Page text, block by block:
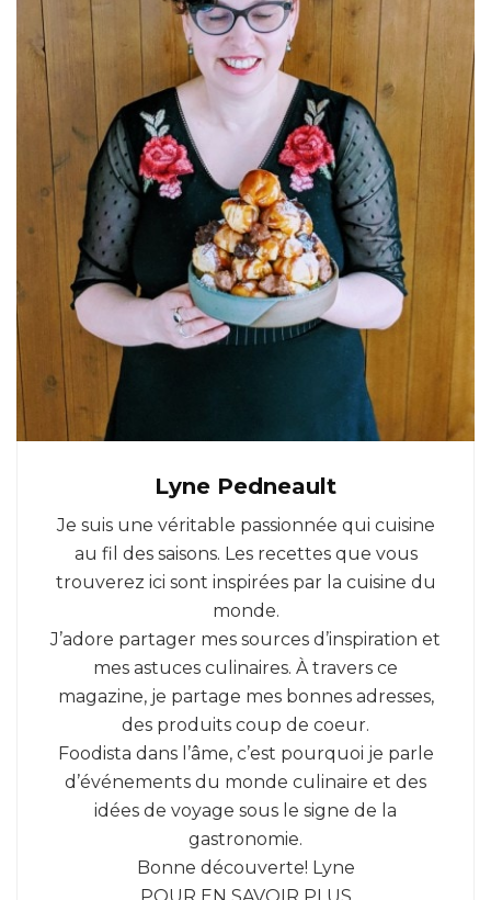
Lyne Pedneault
Je suis une véritable passionnée qui cuisine
au fil des saisons. Les recettes que vous
trouverez ici sont inspirées par la cuisine du
monde.
J’adore partager mes sources d’inspiration et
mes astuces culinaires. À travers ce
magazine, je partage mes bonnes adresses,
des produits coup de coeur.
Foodista dans l’âme, c’est pourquoi je parle
d’événements du monde culinaire et des
idées de voyage sous le signe de la
gastronomie.
Bonne découverte! Lyne